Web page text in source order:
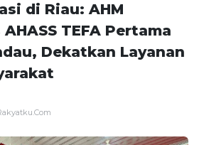
di Riau: AHM
TEFA Pertama
Dekatkan Layanan